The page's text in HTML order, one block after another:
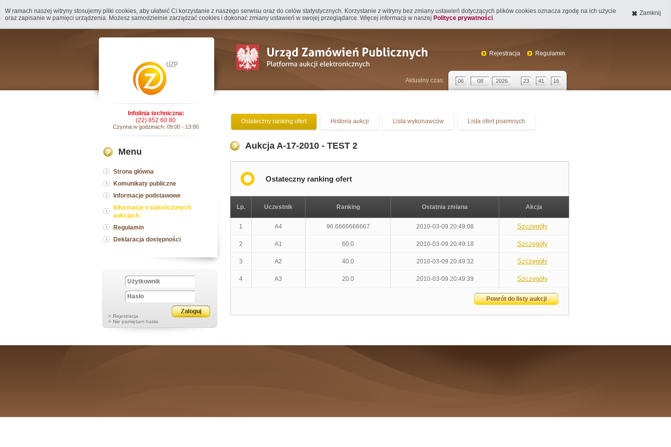
W ramach naszej witryny stosujemy pliki cookies, aby ułatwić Ci korzystanie z naszego serwisu oraz do celów statystycznych. Korzystanie z witryny bez zmiany ustawień dotyczących plików cookies oznacza zgodę na ich użycie
oraz zapisanie w pamięci urządzenia. Możesz samodzielnie zarządzać cookies i dokonać zmiany ustawień w swojej przeglądarce. Więcej informacji w naszej Polityce prywatności.
Zamknij
Rejestracja Regulamin
Aktualny czas: 06 08 2026 23 41 16
Ostateczny ranking ofert Historia aukcji Lista wykonawców Lista ofert pisemnych
Aukcja A-17-2010 - TEST 2
Ostateczny ranking ofert
Lp. Uczestnik Ranking Ostatnia zmiana Akcja
1 A4 96.6666666667 2010-03-09 20:49:08 Szczegóły
2 A1 60.0 2010-03-09 20:49:18 Szczegóły
3 A2 40.0 2010-03-09 20:49:32 Szczegóły
4 A3 20.0 2010-03-09 20:49:39 Szczegóły
Powrót do listy aukcji
Infolinia techniczna:
(22) 852 60 80
Czynna w godzinach: 09:00 - 13:00
Menu
Strona główna
Komunikaty publiczne
Informacje podstawowe
Informacje o zakończonych
aukcjach
Regulamin
Deklaracja dostępności
> Rejestracja
> Nie pamiętam hasła